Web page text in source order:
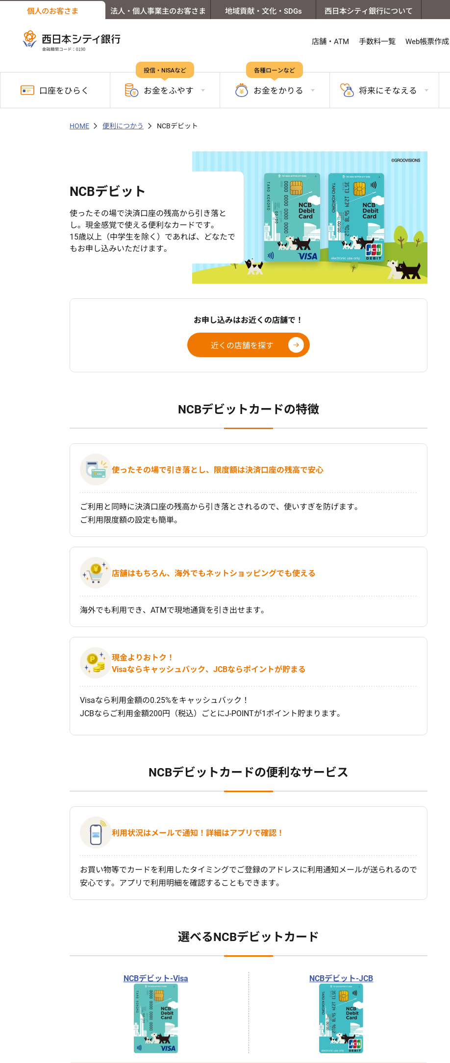
個人のお客さま 法人・個人事業主のお客さま 地域貢献・文化・SDGs 西日本シティ銀行について
店舗・ATM 手数料一覧 Web帳票作成
口座を ひらく
投信・NISAなど
お金をふやす
各種ローンなど
お金をかりる 将来にそなえる
HOME 便利につかう NCBデビット
NCBデビット
使ったその場で決済口座の残高から引き落と
し。現金感覚で使える便利なカードです。
15歳以上（中学生を除く）であれば、どなたで
もお申し込みいただけます。
お申し込みはお近くの店舗で！
近くの店舗を探す
NCBデビットカードの特徴
使ったその場で引き落とし、限度額は決済口座の残高で安心
ご利用と同時に決済口座の残高から引き落とされるので、使いすぎを防げます。
ご利用限度額の設定も簡単。
店舗はもちろん、海外でもネットショッピングでも使える
海外でも利用でき、ATMで現地通貨を引き出せます。
現金よりおトク！
Visaならキャッシュバック、JCBならポイントが貯まる
Visaなら利用金額の0.25%をキャッシュバック！
JCBならご利用金額200円（税込）ごとにJ-POINTが1ポイント貯まります。
NCBデビットカードの便利なサービス
利用状況はメールで通知！詳細はアプリで確認！
お買い物等でカードを利用したタイミングでご登録のアドレスに利用通知メールが送られるので
安心です。アプリで利用明細を確認することもできます。
選べるNCBデビットカード
NCBデビット-Visa NCBデビット-JCB